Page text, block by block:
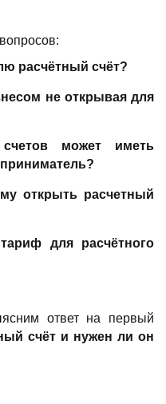
расчётный счёт?
не открывая для
может иметь
открыть расчетный
для расчётного
ответ на первый
счёт и нужен ли он